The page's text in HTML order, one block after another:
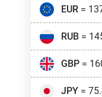
EUR=
RUB=
GBP=
JPY=